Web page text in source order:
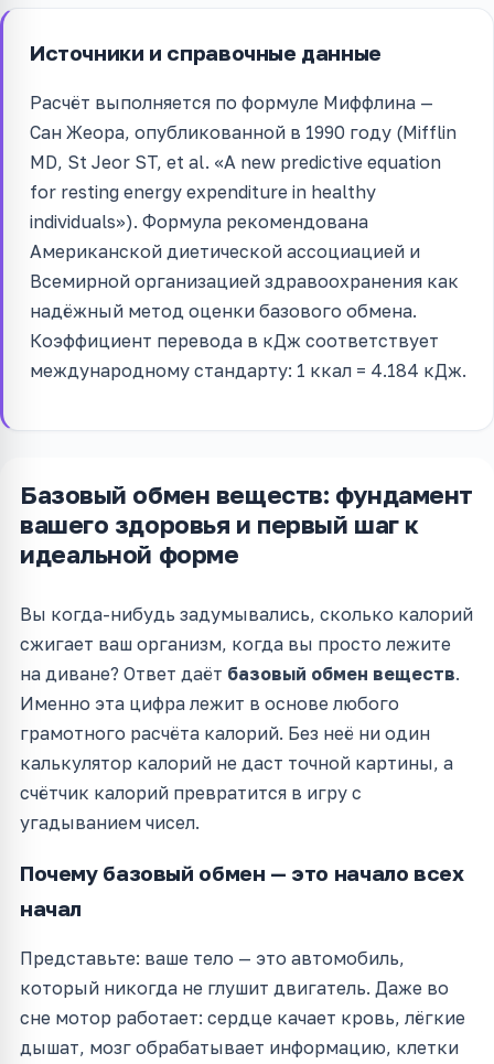
Источники и справочные данные
Расчёт выполняется по формуле Миффлина —
Сан Жеора, опубликованной в 1990 году (Mifflin
MD, St Jeor ST, et al. «A new predictive equation
for resting energy expenditure in healthy
individuals»). Формула рекомендована
Американской диетической ассоциацией и
Всемирной организацией здравоохранения как
надёжный метод оценки базового обмена.
Коэффициент перевода в кДж соответствует
международному стандарту: 1 ккал = 4.184 кДж.
Базовый обмен веществ: фундамент
вашего здоровья и первый шаг к
идеальной форме
Вы когда-нибудь задумывались, сколько калорий
сжигает ваш организм, когда вы просто лежите
на диване? Ответ даёт базовый обмен веществ.
Именно эта цифра лежит в основе любого
грамотного расчёта калорий. Без неё ни один
калькулятор калорий не даст точной картины, а
счётчик калорий превратится в игру с
угадыванием чисел.
Почему базовый обмен — это начало всех
начал
Представьте: ваше тело — это автомобиль,
который никогда не глушит двигатель. Даже во
сне мотор работает: сердце качает кровь, лёгкие
дышат, мозг обрабатывает информацию, клетки